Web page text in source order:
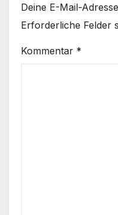
Deine E-Mail-
Erforderliche Felder
Kommentar *